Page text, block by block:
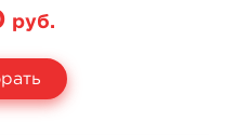
руб.